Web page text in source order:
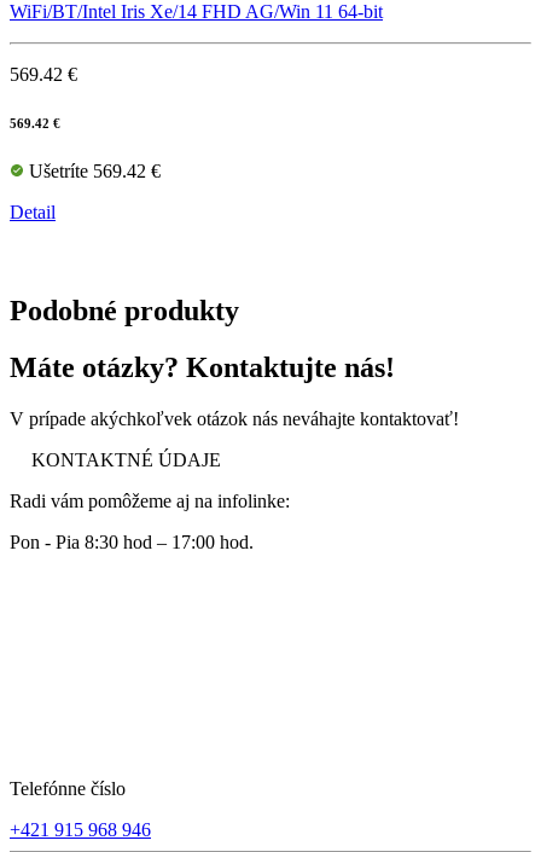
WiFi/BT/Intel Iris Xe/14 FHD AG/Win 11 64-bit
569.42 €
569.42 €
Ušetríte 569.42 €
Detail
Podobné produkty
Máte otázky? Kontaktujte nás!
V prípade akýchkoľvek otázok nás neváhajte kontaktovať!
KONTAKTNÉ ÚDAJE
Radi vám pomôžeme aj na infolinke:
Pon - Pia 8:30 hod – 17:00 hod.
Telefónne číslo
+421 915 968 946